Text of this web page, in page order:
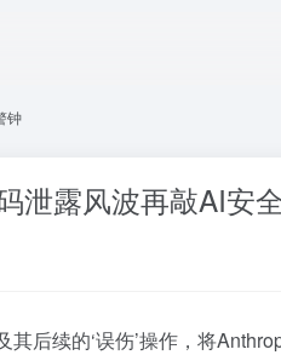
钟
泄露风波再敲AI安
其后续的‘误伤’操作，将